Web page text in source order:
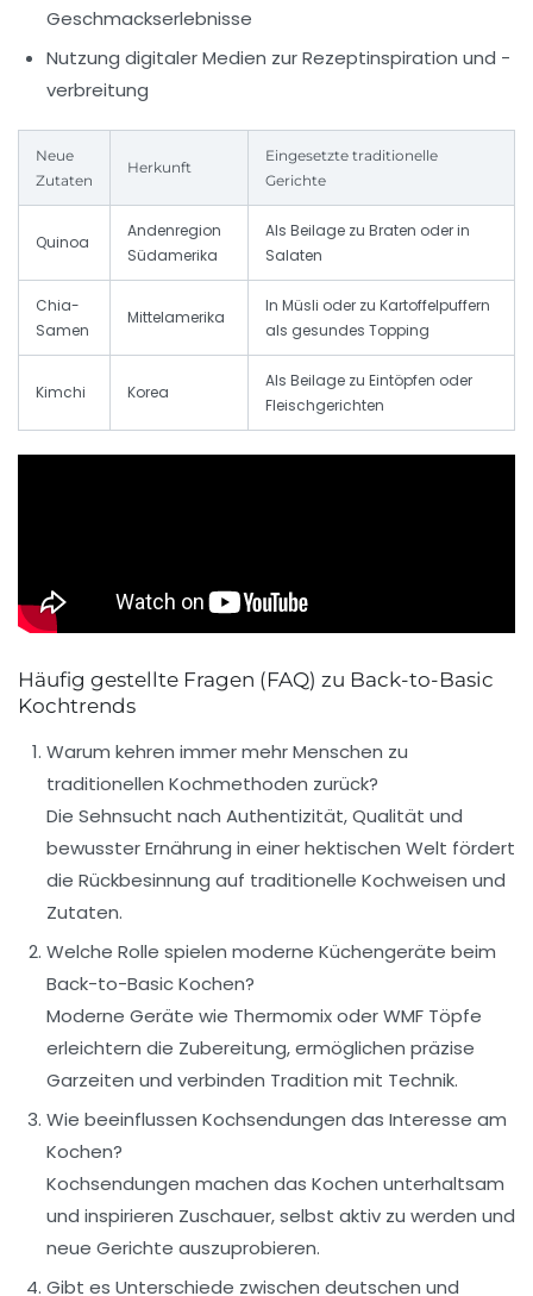
Geschmackserlebnisse
Nutzung digitaler Medien zur Rezeptinspiration und -
verbreitung
Neue
Zutaten
Herkunft
Eingesetzte traditionelle
Gerichte
Quinoa
Andenregion
Südamerika
Als Beilage zu Braten oder in
Salaten
Chia-
Samen
Mittelamerika
In Müsli oder zu Kartoffelpuffern
als gesundes Topping
Kimchi Korea
Als Beilage zu Eintöpfen oder
Fleischgerichten
Häufig gestellte Fragen (FAQ) zu Back-to-Basic
Kochtrends
Warum kehren immer mehr Menschen zu
traditionellen Kochmethoden zurück?
Die Sehnsucht nach Authentizität, Qualität und
bewusster Ernährung in einer hektischen Welt fördert
die Rückbesinnung auf traditionelle Kochweisen und
Zutaten.
Welche Rolle spielen moderne Küchengeräte beim
Back-to-Basic Kochen?
Moderne Geräte wie Thermomix oder WMF Töpfe
erleichtern die Zubereitung, ermöglichen präzise
Garzeiten und verbinden Tradition mit Technik.
Wie beeinflussen Kochsendungen das Interesse am
Kochen?
Kochsendungen machen das Kochen unterhaltsam
und inspirieren Zuschauer, selbst aktiv zu werden und
neue Gerichte auszuprobieren.
Gibt es Unterschiede zwischen deutschen und